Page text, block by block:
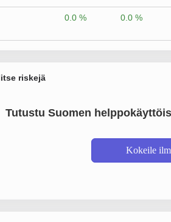
0.0 % 0.0 %
riskejä
Tutustu Suomen
Kokeile